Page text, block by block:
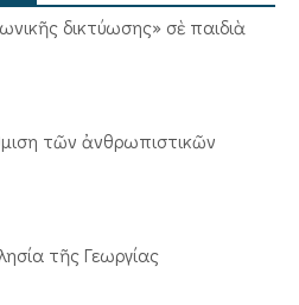
δικτύωσης» σὲ παιδιὰ
τῶν ἀνθρωπιστικῶν
τῆς Γεωργίας